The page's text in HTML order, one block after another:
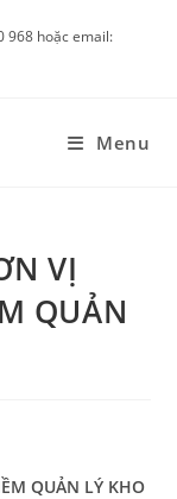
968 hoặc email:
Menu
VỊ
QUẢN
QUẢN LÝ KHO